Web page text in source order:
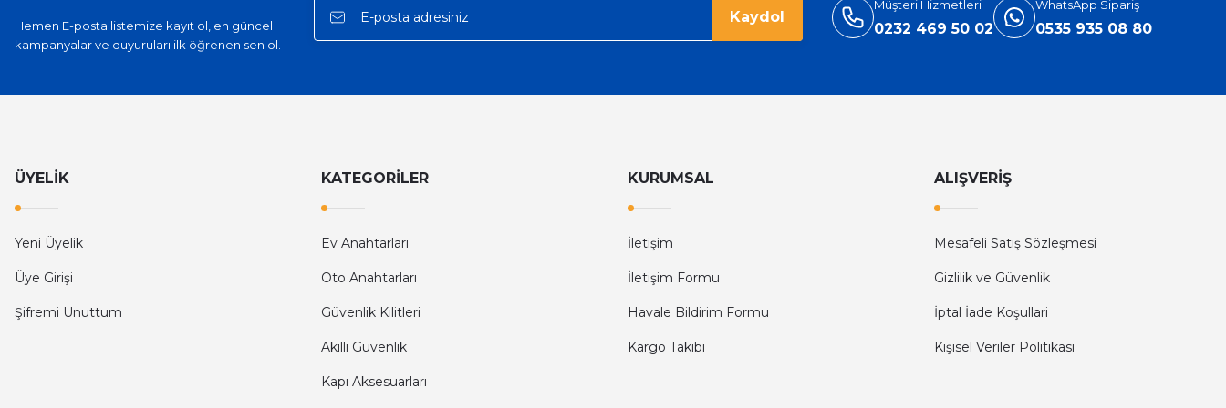
Hemen E-posta listemize kayıt ol, en güncel
kampanyalar ve duyuruları ilk öğrenen sen ol.
Kaydol
Müşteri Hizmetleri
0232 469 50 02
WhatsApp Sipariş
0535 935 08 80
ÜYELİK
Yeni Üyelik
Üye Girişi
Şifremi Unuttum
KATEGORİLER
Ev Anahtarları
Oto Anahtarları
Güvenlik Kilitleri
Akıllı Güvenlik
Kapı Aksesuarları
KURUMSAL
İletişim
İletişim Formu
Havale Bildirim Formu
Kargo Takibi
ALIŞVERİŞ
Mesafeli Satış Sözleşmesi
Gizlilik ve Güvenlik
İptal İade Koşullari
Kişisel Veriler Politikası